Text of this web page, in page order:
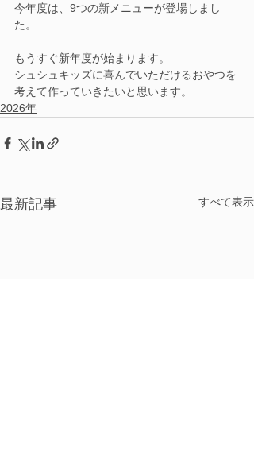
今年度は、9つの新メニューが登場しまし
た。
もうすぐ新年度が始まります。
シュシュキッズに喜んでいただけるおやつを
考えて作っていきたいと思います。
2026年
最新記事 すべて表示